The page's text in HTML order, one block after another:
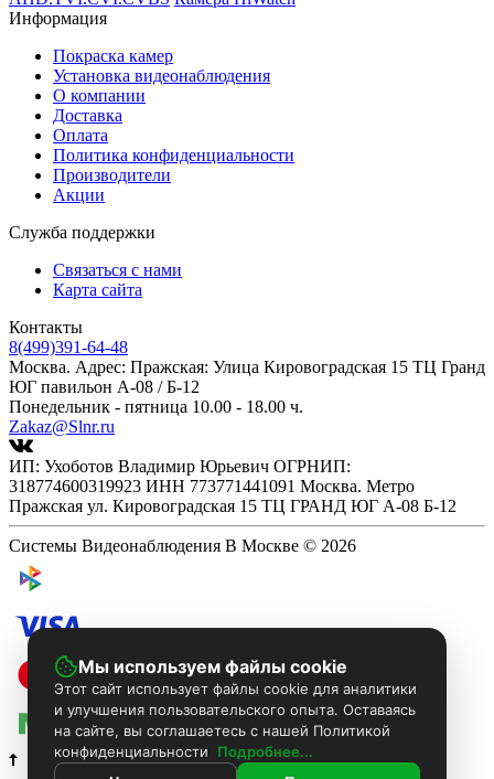
Информация
Покраска камер
Установка видеонаблюдения
О компании
Доставка
Оплата
Политика конфиденциальности
Производители
Акции
Служба поддержки
Связаться с нами
Карта сайта
Контакты
8(499)391-64-48
Москва. Адрес: Пражская: Улица Кировоградская 15 ТЦ Гранд
ЮГ павильон А-08 / Б-12
Понедельник - пятница 10.00 - 18.00 ч.
Zakaz@Slnr.ru
ИП: Ухоботов Владимир Юрьевич ОГРНИП:
318774600319923 ИНН 773771441091 Москва. Метро
Пражская ул. Кировоградская 15 ТЦ ГРАНД ЮГ А-08 Б-12
Системы Видеонаблюдения В Москве © 2026
Мы используем файлы cookie
Этот сайт использует файлы cookie для аналитики
и улучшения пользовательского опыта. Оставаясь
на сайте, вы соглашаетесь с нашей Политикой
конфиденциальности
Подробнее...